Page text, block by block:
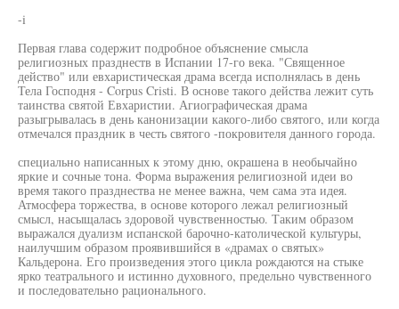
-i
Первая глава содержит подробное объяснение смысла
религиозных празднеств в Испании 17-го века. "Священное
действо" или евхаристическая драма всегда исполнялась в день
Тела Господня - Corpus Cristi. В основе такого действа лежит суть
таинства святой Евхаристии. Агиографическая драма
разыгрывалась в день канонизации какого-либо святого, или когда
отмечался праздник в честь святого -покровителя данного города.
специально написанных к этому дню, окрашена в необычайно
яркие и сочные тона. Форма выражения религиозной идеи во
время такого празднества не менее важна, чем сама эта идея.
Атмосфера торжества, в основе которого лежал религиозный
смысл, насыщалась здоровой чувственностью. Таким образом
выражался дуализм испанской барочно-католической культуры,
наилучшим образом проявившийся в «драмах о святых»
Кальдерона. Его произведения этого цикла рождаются на стыке
ярко театрального и истинно духовного, предельно чувственного
и последовательно рационального.